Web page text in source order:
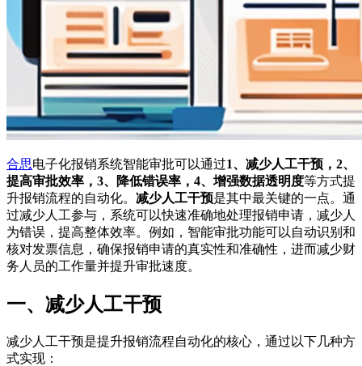
合思电子化报销系统智能审批可以通过1、减少人工干预，2、
提高审批效率，3、降低错误率，4、增强数据透明度等方式提
升报销流程的自动化。 减少人工干预是其中最关键的一点。通
过减少人工参与，系统可以快速准确地处理报销申请，减少人
为错误，提高整体效率。例如，智能审批功能可以自动识别和
核对发票信息，确保报销申请的真实性和准确性，进而减少财
务人员的工作量并提升审批速度。
一、减少人工干预
减少人工干预是提升报销流程自动化的核心，通过以下几种方
式实现：